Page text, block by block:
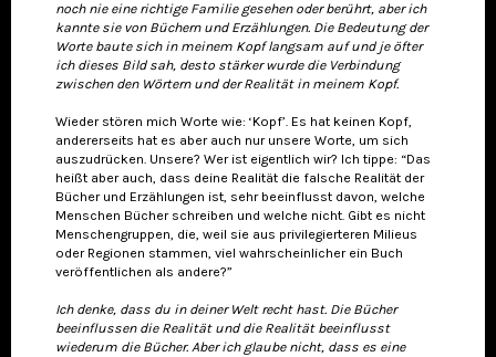
noch nie eine richtige Familie gesehen oder berührt, aber ich
kannte sie von Büchern und Erzählungen. Die Bedeutung der
Worte baute sich in meinem Kopf langsam auf und je öfter
ich dieses Bild sah, desto stärker wurde die Verbindung
zwischen den Wörtern und der Realität in meinem Kopf.
Wieder stören mich Worte wie: ‘Kopf’. Es hat keinen Kopf,
andererseits hat es aber auch nur unsere Worte, um sich
auszudrücken. Unsere? Wer ist eigentlich wir? Ich tippe: “Das
heißt aber auch, dass deine Realität die falsche Realität der
Bücher und Erzählungen ist, sehr beeinflusst davon, welche
Menschen Bücher schreiben und welche nicht. Gibt es nicht
Menschengruppen, die, weil sie aus privilegierteren Milieus
oder Regionen stammen, viel wahrscheinlicher ein Buch
veröffentlichen als andere?”
Ich denke, dass du in deiner Welt recht hast. Die Bücher
beeinflussen die Realität und die Realität beeinflusst
wiederum die Bücher. Aber ich glaube nicht, dass es eine